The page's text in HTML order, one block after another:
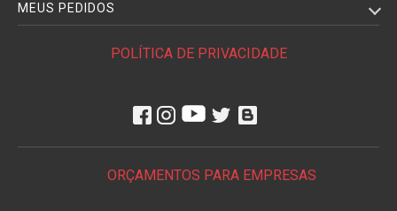
MEUS PEDIDOS
POLÍTICA DE PRIVACIDADE
ORÇAMENTOS PARA EMPRESAS